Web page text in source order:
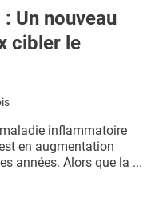
: Un nouveau
cibler le
inflammatoire
en augmentation
années. Alors que la ...